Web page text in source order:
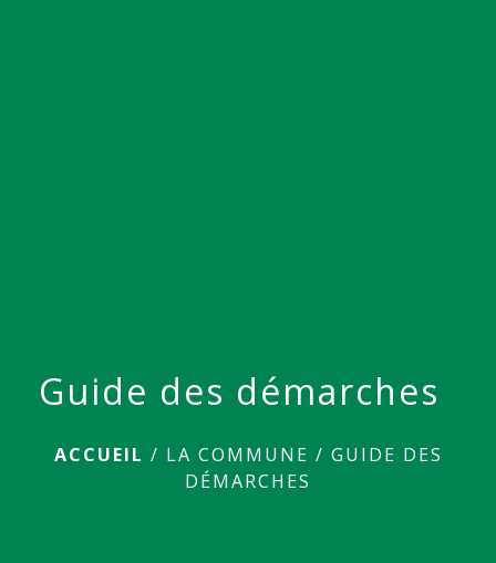
Guide des démarches
ACCUEIL / LA COMMUNE / GUIDE DES
DÉMARCHES